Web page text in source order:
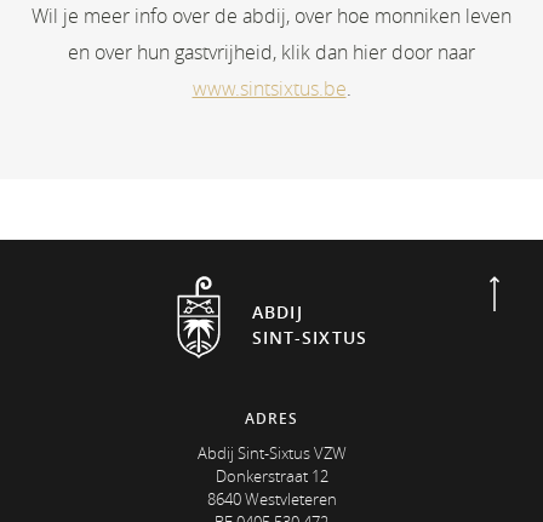
Wil je meer info over de abdij, over hoe monniken leven
en over hun gastvrijheid, klik dan hier door naar
www.sintsixtus.be.
ABDIJ
SINT-SIXTUS
ADRES
Abdij Sint-Sixtus VZW
Donkerstraat 12
8640 Westvleteren